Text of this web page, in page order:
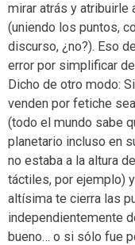
mirar atrás y atribuirle
(uniendo los puntos,
discurso, ¿no?). Eso
error por simplificar
Dicho de otro modo:
venden por fetiche
(todo el mundo sabe
planetario incluso en
no estaba a la altura
táctiles, por ejemplo)
altísima te cierra las
independientemente
bueno… o si sólo fue